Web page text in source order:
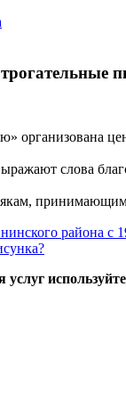
организована
слова
района с